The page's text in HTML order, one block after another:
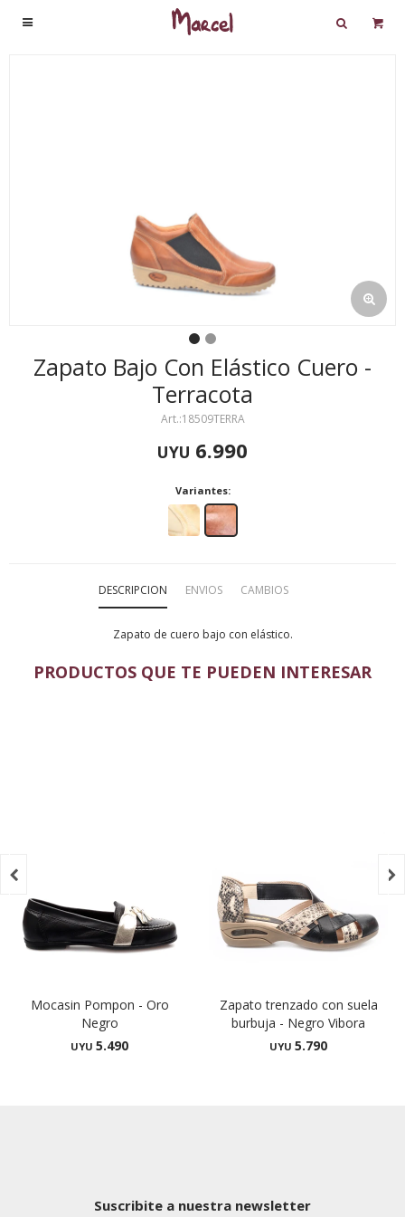

Zapato Bajo Con Elástico Cuero -
Terracota
18509TERRA
UYU 6.990
Variantes:
DESCRIPCION ENVIOS CAMBIOS
Zapato de cuero bajo con elástico.
PRODUCTOS QUE TE PUEDEN INTERESAR
Mocasin Pompon - Oro
Negro
UYU 5.490
Zapato trenzado con suela
burbuja - Negro Vibora
UYU 5.790
 
Suscribite a nuestra newsletter